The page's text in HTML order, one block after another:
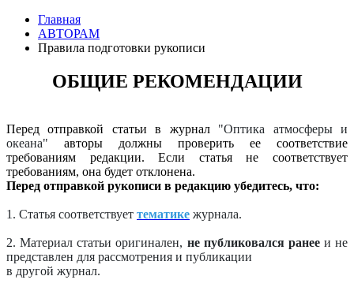
Главная
АВТОРАМ
Правила подготовки рукописи
ОБЩИЕ РЕКОМЕНДАЦИИ
Перед отправкой статьи в журнал "Оптика атмосферы и
океана" авторы должны проверить ее соответствие
требованиям редакции. Если статья не соответствует
требованиям, она будет отклонена.
Перед отправкой рукописи в редакцию убедитесь, что:
1. Статья соответствует тематике журнала.
2. Материал статьи оригинален, не публиковался ранееи не
представлен для рассмотрения и публикации
в другой журнал.